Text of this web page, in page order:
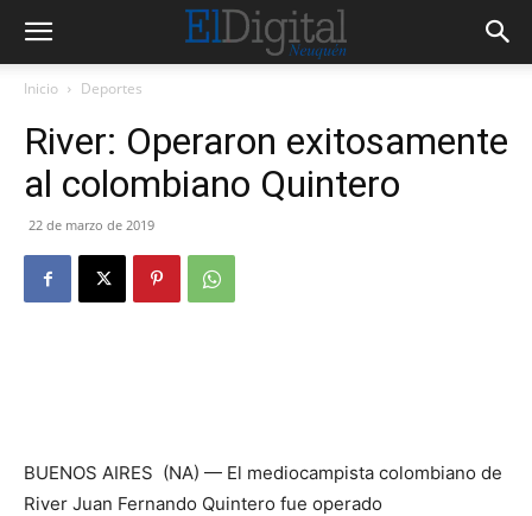
Inicio Deportes
River: Operaron exitosamente
al colombiano Quintero
22 de marzo de 2019
BUENOS AIRES (NA) — El mediocampista colombiano de
River Juan Fernando Quintero fue operado